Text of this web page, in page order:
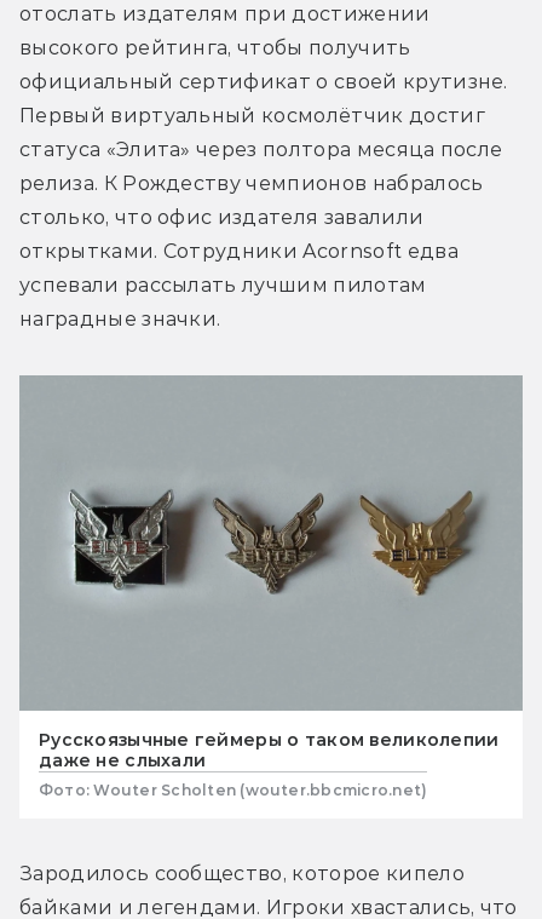
отослать издателям при достижении
высокого рейтинга, чтобы получить
официальный сертификат о своей крутизне.
Первый виртуальный космолётчик достиг
статуса «Элита» через полтора месяца после
релиза. К Рождеству чемпионов набралось
столько, что офис издателя завалили
открытками. Сотрудники Acornsoft едва
успевали рассылать лучшим пилотам
наградные значки.
Русскоязычные геймеры о таком великолепии
даже не слыхали
Фото: Wouter Scholten (wouter.bbcmicro.net)
Зародилось сообщество, которое кипело
байками и легендами. Игроки хвастались, что